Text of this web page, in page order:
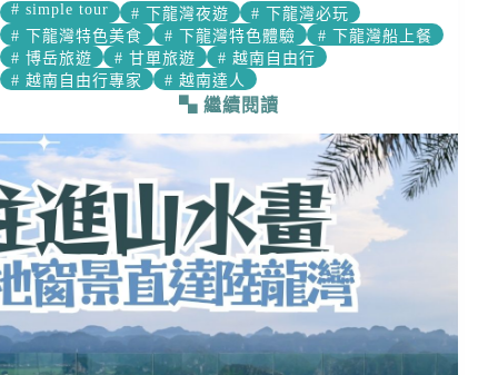
# simple tour # 下龍灣夜遊 # 下龍灣必玩
# 下龍灣特色美食 # 下龍灣特色體驗 # 下龍灣船上餐
# 博岳旅遊 # 甘單旅遊 # 越南自由行
# 越南自由行專家 # 越南達人
繼續閱讀